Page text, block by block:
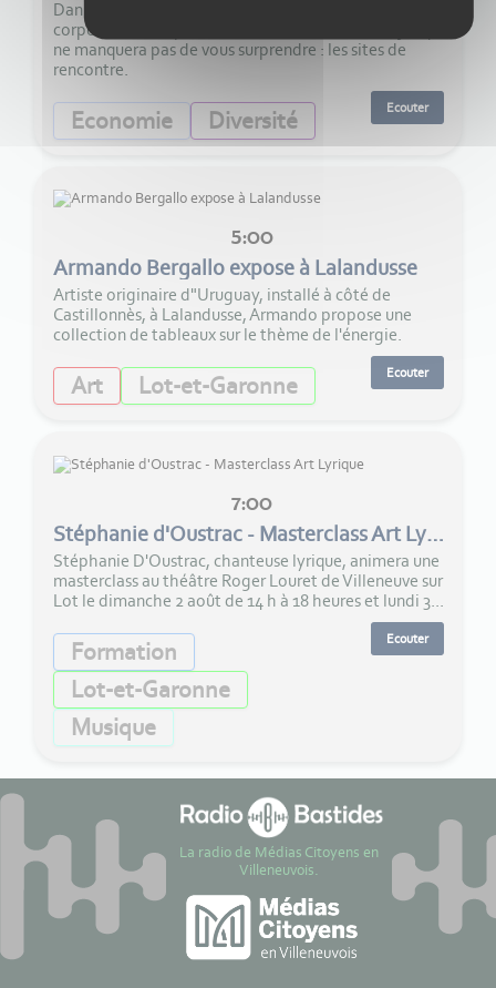
Daniela Litoïu, psychanalyste, psychanalyste
corporelle, nous parle dans son émission d'un sujet qui
ne manquera pas de vous surprendre : les sites de
rencontre.
Economie Diversité Ecouter
5:00
Armando Bergallo expose à Lalandusse
Artiste originaire d"Uruguay, installé à côté de
Castillonnès, à Lalandusse, Armando propose une
collection de tableaux sur le thème de l'énergie.
Art Lot-et-Garonne Ecouter
7:00
Stéphanie d'Oustrac - Masterclass Art Lyrique
Stéphanie D'Oustrac, chanteuse lyrique, animera une
masterclass au théâtre Roger Louret de Villeneuve sur
Lot le dimanche 2 août de 14 h à 18 heures et lundi 3...
Formation
Lot-et-Garonne
Musique
Ecouter
La radio de Médias Citoyens en
Villeneuvois.